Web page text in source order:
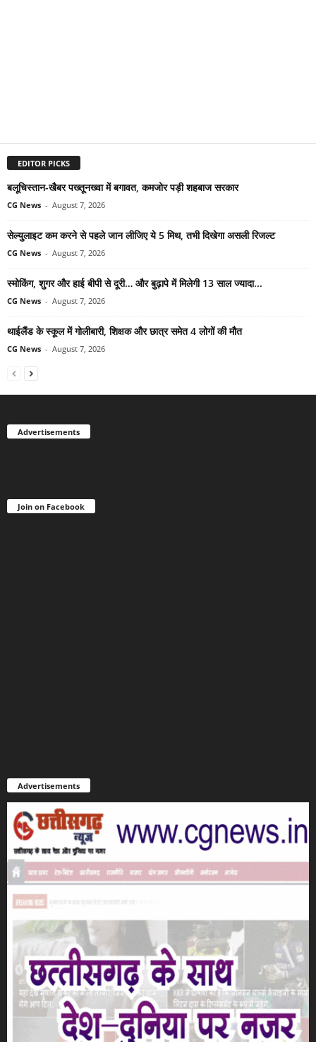
EDITOR PICKS
बलूचिस्तान-खैबर पख्तूनख्वा में बगावत, कमजोर पड़ी शहबाज सरकार
CG News - August 7, 2026
सेल्युलाइट कम करने से पहले जान लीजिए ये 5 मिथ, तभी दिखेगा असली रिजल्ट
CG News - August 7, 2026
स्मोकिंग, शुगर और हाई बीपी से दूरी… और बुढ़ापे में मिलेगी 13 साल ज्यादा...
CG News - August 7, 2026
थाईलैंड के स्कूल में गोलीबारी, शिक्षक और छात्र समेत 4 लोगों की मौत
CG News - August 7, 2026
Advertisements
Join on Facebook
Advertisements